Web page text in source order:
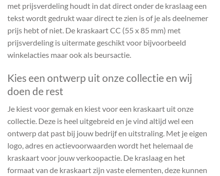
met prijsverdeling houdt in dat direct onder de kraslaag een
tekst wordt gedrukt waar direct te zien is of je als deelnemer
prijs hebt of niet. De kraskaart CC (55 x 85 mm) met
prijsverdeling is uitermate geschikt voor bijvoorbeeld
winkelacties maar ook als beursactie.
Kies een ontwerp uit onze collectie en wij
doen de rest
Je kiest voor gemak en kiest voor een kraskaart uit onze
collectie. Deze is heel uitgebreid en je vind altijd wel een
ontwerp dat past bij jouw bedrijf en uitstraling. Met je eigen
logo, adres en actievoorwaarden wordt het helemaal de
kraskaart voor jouw verkoopactie. De kraslaag en het
formaat van de kraskaart zijn vaste elementen, deze kunnen